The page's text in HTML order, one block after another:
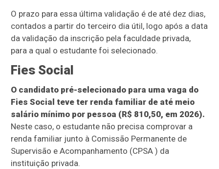
O prazo para essa última validação é de até dez dias,
contados a partir do terceiro dia útil, logo após a data
da validação da inscrição pela faculdade privada,
para a qual o estudante foi selecionado.
Fies Social
O candidato pré-selecionado para uma vaga do
Fies Social teve ter renda familiar de até meio
salário mínimo por pessoa (R$ 810,50, em 2026).
Neste caso, o estudante não precisa comprovar a
renda familiar junto à Comissão Permanente de
Supervisão e Acompanhamento (CPSA ) da
instituição privada.